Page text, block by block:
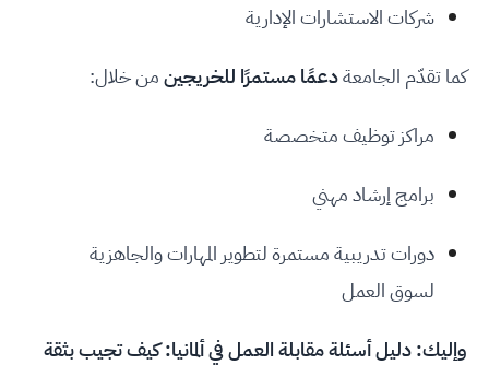
شركات الاستشارات الإدارية
كما تقدّم الجامعةدعمًا مستمرًا للخريجينمن خلال:
مراكز توظيف متخصصة
برامج إرشاد مهني
دورات تدريبية مستمرة لتطوير المهارات والجاهزية
لسوق العمل
وإليك:دليل أسئلة مقابلة العمل في ألمانيا: كيف تجيب بثقة